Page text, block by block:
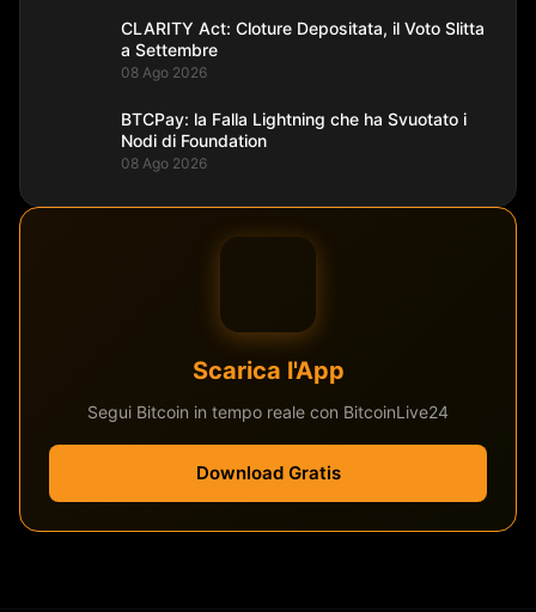
CLARITY Act: Cloture Depositata, il Voto Slitta
a Settembre
08 Ago 2026
BTCPay: la Falla Lightning che ha Svuotato i
Nodi di Foundation
08 Ago 2026
Scarica l'App
Segui Bitcoin in tempo reale con BitcoinLive24
Download Gratis